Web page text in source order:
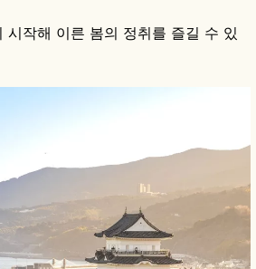
시작해 이른 봄의 정취를 즐길 수 있